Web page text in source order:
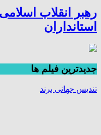
رهبر انقلاب
استانداران
جديدترين فیلم ها
تندیس جهانی برند